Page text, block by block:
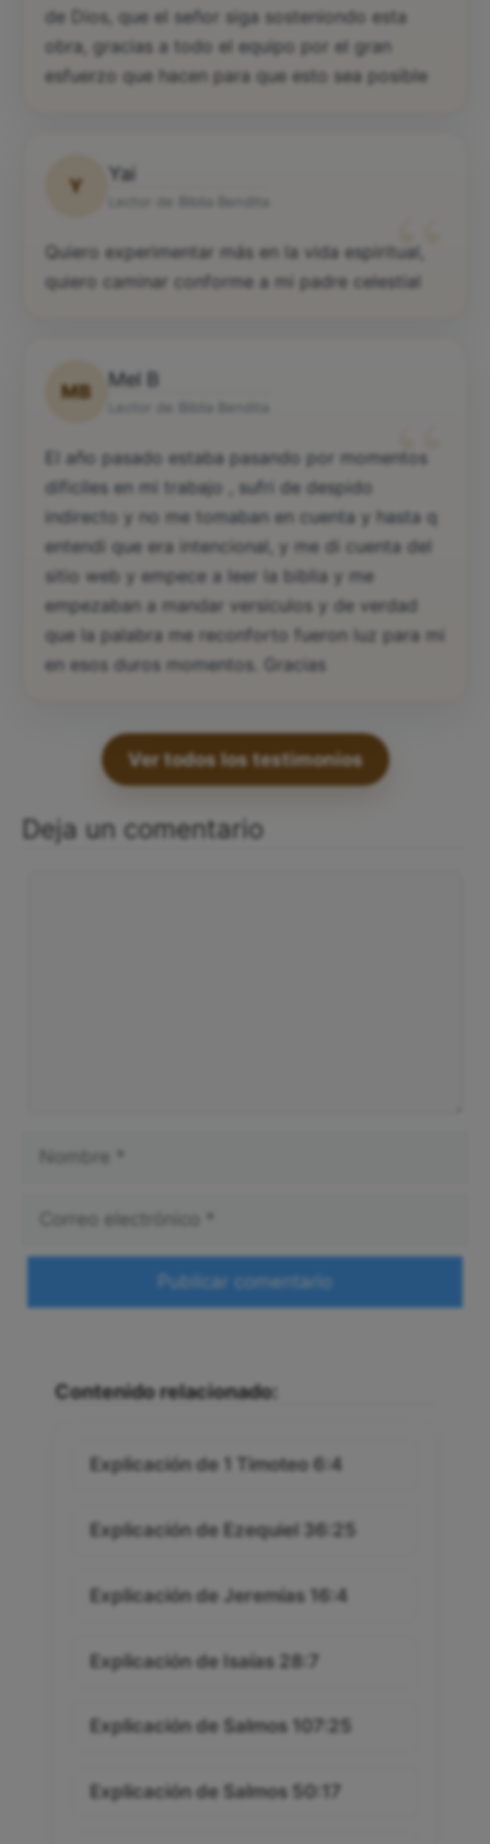
de Dios, que el señor siga sosteniondo esta
obra, gracias a todo el equipo por el gran
esfuerzo que hacen para que esto sea posible
Y
Yai
“
Quiero experimentar más en la vida espiritual,
quiero caminar conforme a mi padre celestial
MB
Mel B
“
El año pasado estaba pasando por momentos
dificiles en mi trabajo , sufri de despido
indirecto y no me tomaban en cuenta y hasta q
entendi que era intencional, y me di cuenta del
sitio web y empece a leer la biblia y me
empezaban a mandar versiculos y de verdad
que la palabra me reconforto fueron luz para mi
en esos duros momentos. Gracias
Ver todos los testimonios
Deja un comentario
Contenido relacionado:
Explicación de 1 Timoteo 6:4
Explicación de Ezequiel 36:25
Explicación de Jeremías 16:4
Explicación de Isaías 28:7
Explicación de Salmos 107:25
Explicación de Salmos 50:17